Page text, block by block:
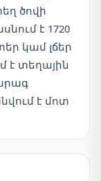
ծովի
է 1720
կամ լճեր
է տեղային
է մոտ